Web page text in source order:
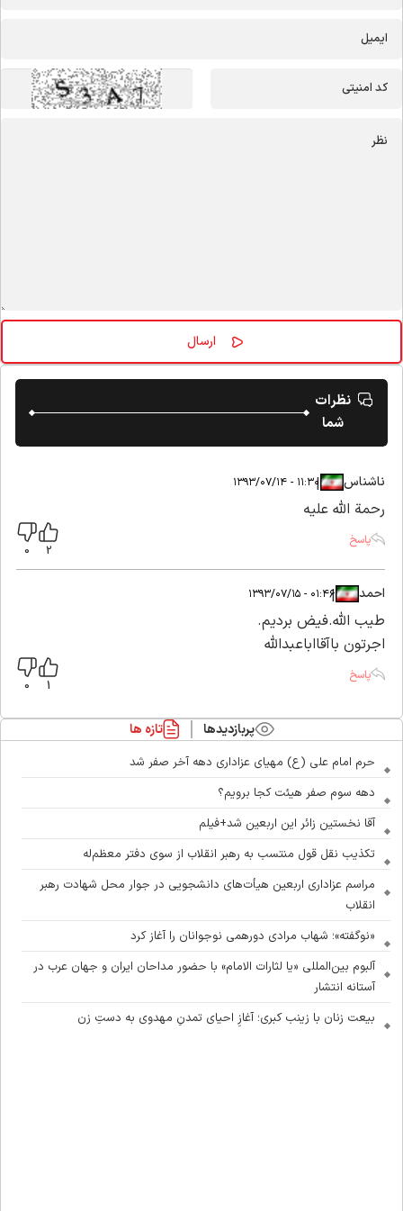
نظرات
شما
ناشناس|
|۱۱:۳۰ - ۱۳۹۳/۰۷/۱۴
رحمة الله عليه
پاسخ
احمد|
|۰۱:۴۶ - ۱۳۹۳/۰۷/۱۵
طیب الله.فیض بردیم.
اجرتون باآقااباعبدالله
پاسخ
پربازدیدها تازه ها
حرم امام علی (ع) مهیای عزاداری دهه آخر صفر شد
دهه سوم صفر هیئت کجا برویم؟
آقا نخستین زائر این اربعین شد+فیلم
تکذیب نقل قول منتسب به رهبر انقلاب از سوی دفتر معظم‌له
مراسم عزاداری اربعین هیأت‌های دانشجویی در جوار محل شهادت رهبر
انقلاب
«نوگفته»؛ شهاب مرادی دورهمی نوجوانان را آغاز کرد
آلبوم بین‌المللی «یا لثارات الامام» با حضور مداحان ایران و جهان عرب در
آستانه انتشار
بیعت زنان با زینب کبری؛ آغازِ احیای تمدنِ مهدوی به دستِ زن